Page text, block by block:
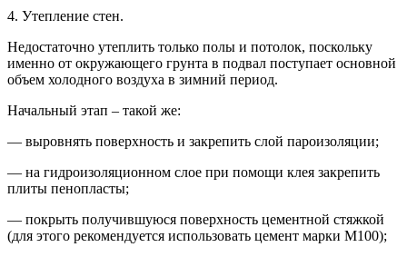
4. Утепление стен.
Недостаточно утеплить только полы и потолок, поскольку
именно от окружающего грунта в подвал поступает основной
объем холодного воздуха в зимний период.
Начальный этап – такой же:
— выровнять поверхность и закрепить слой пароизоляции;
— на гидроизоляционном слое при помощи клея закрепить
плиты пенопласты;
— покрыть получившуюся поверхность цементной стяжкой
(для этого рекомендуется использовать цемент марки М100);